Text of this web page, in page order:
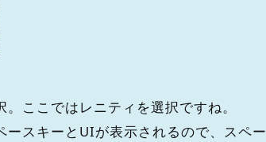
ここではレニティを選択ですね。
スキーとUIが表示されるので、スペー